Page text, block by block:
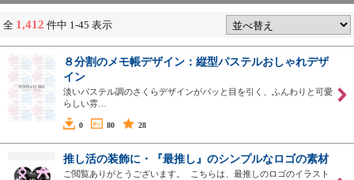
全 1,412 件中 1-45 表示
８分割のメモ帳デザイン：縦型パステルおしゃれデザ
イン
淡いパステル調のさくらデザインがパッと目を引く、ふんわりと可愛
らしい雰…
0 80 28
推し活の装飾に・『最推し』のシンプルなロゴの素材
ご閲覧ありがとうございます。 こちらは、最推しのロゴのイラスト